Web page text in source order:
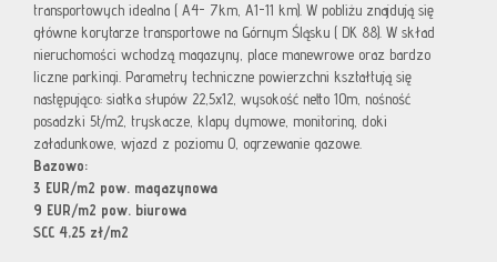
transportowych idealna ( A4- 7km, A1-11 km). W pobliżu znajdują się
główne korytarze transportowe na Górnym Śląsku ( DK 88). W skład
nieruchomości wchodzą magazyny, place manewrowe oraz bardzo
liczne parkingi. Parametry techniczne powierzchni kształtują się
następująco: siatka słupów 22,5x12, wysokość netto 10m, nośność
posadzki 5t/m2, tryskacze, klapy dymowe, monitoring, doki
załadunkowe, wjazd z poziomu 0, ogrzewanie gazowe.
Bazowo:
3 EUR/m2 pow. magazynowa
9 EUR/m2 pow. biurowa
SCC 4,25 zł/m2